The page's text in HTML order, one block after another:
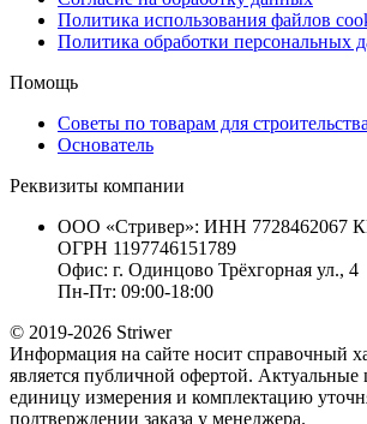
Политика использования файлов
Политика обработки персональных
Помощь
Советы по товарам для
Основатель
Реквизиты компании
ООО «Стривер»: ИНН 7728462067
ОГРН 1197746151789
Офис: г. Одинцово Трёхгорная ул., 4
Пн-Пт: 09:00-18:00
© 2019-2026 Striwer
Информация на сайте носит справочный
является публичной офертой.
единицу измерения и комплектацию
подтверждении заказа у менеджера.